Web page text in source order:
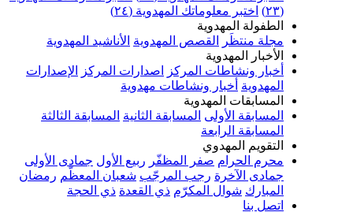
اختبر معلوماتك المهدوية (٢٤)
المهدوية
منتظَر
القصص المهدوية الأناشيد المهدوية
المهدوية
ونشاطات المركز اصدارات المركز الإصدارات
أخبار ونشاطات مهدوية
المهدوية
الأولى المسابقة الثانية المسابقة الثالثة
الرابعة
المهدوي
الحرام
صفر المظفّر ربيع الأول جمادى الأولى
رجب المرجّب شعبان المعظّم رمضان
شوال المكرّم ذي القعدة ذي الحجة